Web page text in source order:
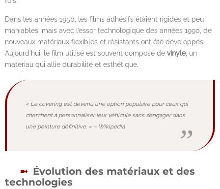
Dans les années 1950, les films adhésifs étaient rigides et peu
maniables, mais avec l’essor technologique des années 1990, de
nouveaux matériaux flexibles et résistants ont été développés.
Aujourd’hui, le film utilisé est souvent composé de vinyle, un
matériau qui allie durabilité et esthétique.
« Le covering est devenu une option populaire pour ceux qui
cherchent à personnaliser leur véhicule sans s’engager dans
une peinture définitive. » – Wikipedia
Évolution des matériaux et des
technologies